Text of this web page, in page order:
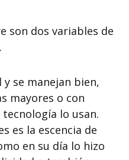
son dos variables de
se manejan bien,
mayores o con
lo usan.
es la escencia de
en su día lo hizo